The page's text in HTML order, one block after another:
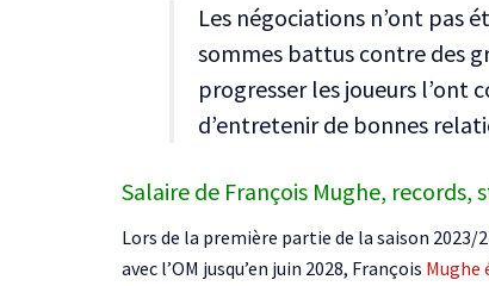
Les négociations n’ont pas
sommes battus contre des
progresser les joueurs l’ont
d’entretenir de bonnes
Salaire de François Mughe, records,
Lors de la première partie de la saison
avec l’OM jusqu’en juin 2028, François Mughe